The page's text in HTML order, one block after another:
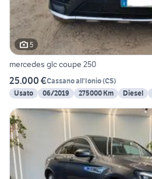
5
mercedes glc coupe 250
25.000 €Cassano all'Ionio(CS)
Usato
06/2019 275000 Km Diesel